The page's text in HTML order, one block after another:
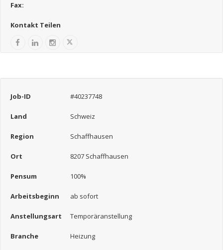
Fax:
Kontakt Teilen
Job-ID #40237748
Land Schweiz
Region Schaffhausen
Ort 8207 Schaffhausen
Pensum 100%
Arbeitsbeginn ab sofort
Anstellungsart Temporäranstellung
Branche Heizung